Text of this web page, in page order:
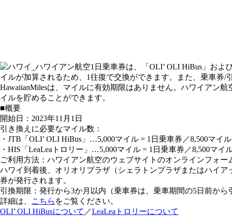
1日乗車券は、「OLI’ OLI HiBus」およ
イルが加算されるため、1往復で交換ができます。また、乗車券/
HawaiianMilesは、マイルに有効期限はありません。ハワイアン航
イルを貯めることができます。
■概要
開始日：2023年11月1日
引き換えに必要なマイル数：
・JTB「OLI’ OLI HiBus」…5,000マイル = 1日乗車券／8,500マイ
・HIS「LeaLeaトロリー」…5,000マイル = 1日乗車券／8,500マイ
ご利用方法：ハワイアン航空のウェブサイトのオンラインフォ
ハワイ到着後、オリオリプラザ（シェラトンプラザまたはハイ
券が発行されます。
引換期限：発行から3か月以内（乗車券は、乗車期間の5日前から
詳細は、
こちら をご覧ください。
OLI’ OLI HiBusについて ／LeaLeaトロリーについて